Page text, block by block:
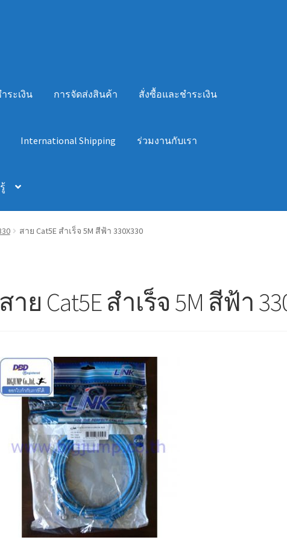
ระเงิน การจัดส่งสินค้า สั่งซื้อและชำระเงิน
International Shipping ร่วมงานกับเรา
สาย Cat5E สำเร็จ 5M สีฟ้า 330X330
สาย Cat5E สำเร็จ 5M สีฟ้า